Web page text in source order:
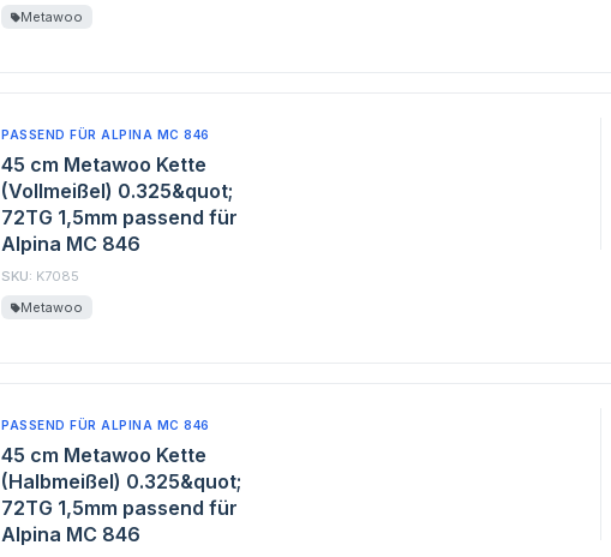
Metawoo
PASSEND FÜR ALPINA MC 846
45 cm Metawoo Kette
(Vollmeißel) 0.325&quot;
72TG 1,5mm passend für
Alpina MC 846
SKU: K7085
Metawoo
PASSEND FÜR ALPINA MC 846
45 cm Metawoo Kette
(Halbmeißel) 0.325&quot;
72TG 1,5mm passend für
Alpina MC 846